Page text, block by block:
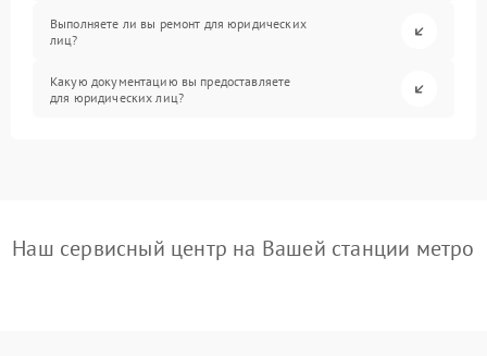
Выполняете ли вы ремонт для юридических
лиц?
Какую документацию вы предоставляете
для юридических лиц?
Наш сервисный центр на Вашей станции метро